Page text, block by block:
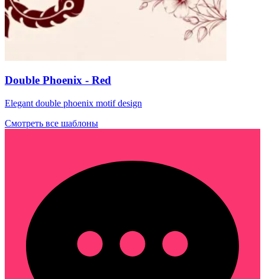
Double Phoenix - Red
Elegant double phoenix motif design
Смотреть все шаблоны